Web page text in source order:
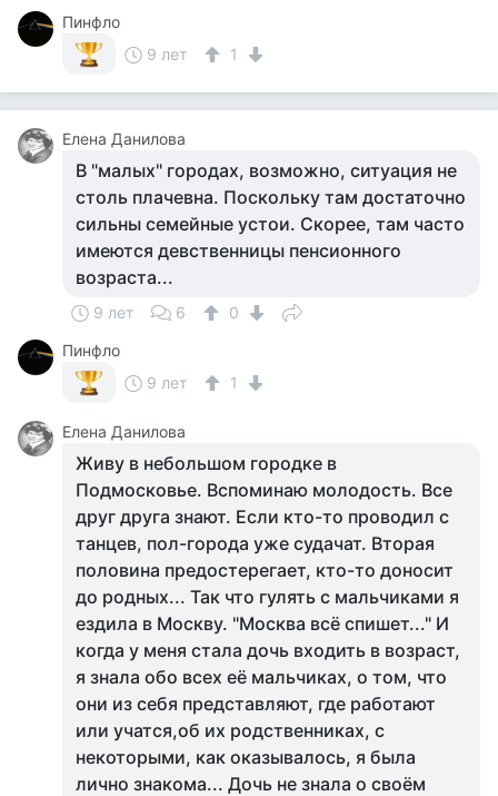
Пинфло
9 лет
1
Елена Данилова
В "малых" городах, возможно, ситуация не
столь плачевна. Поскольку там достаточно
сильны семейные устои. Скорее, там часто
имеются девственницы пенсионного
возраста...
9 лет 6
0
Пинфло
9 лет
1
Елена Данилова
Живу в небольшом городке в
Подмосковье. Вспоминаю молодость. Все
друг друга знают. Если кто-то проводил с
танцев, пол-города уже судачат. Вторая
половина предостерегает, кто-то доносит
до родных... Так что гулять с мальчиками я
ездила в Москву. "Москва всё спишет..." И
когда у меня стала дочь входить в возраст,
я знала обо всех её мальчиках, о том, что
они из себя представляют, где работают
или учатся,об их родственниках, с
некоторыми, как оказывалось, я была
лично знакома... Дочь не знала о своём